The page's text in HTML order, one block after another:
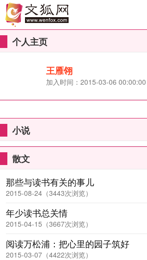
个人主页
王雁翎
加入时间：2015-03-06 00:00:00
小说
散文
那些与读书有关的事儿
2015-08-24（3443次浏览）
年少读书总关情
2015-04-15（3667次浏览）
阅读万松浦：把心里的园子筑好
2015-03-07（4422次浏览）